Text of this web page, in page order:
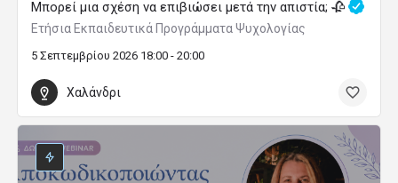
Μπορεί μια σχέση να επιβιώσει μετά την απιστία; 🥀
Ετήσια Εκπαιδευτικά Προγράμματα Ψυχολογίας
5 Σεπτεμβρίου 2026 18:00 - 20:00
Χαλάνδρι